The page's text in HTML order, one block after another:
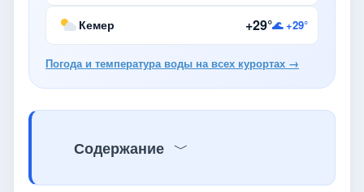
Кемер +29°🌊 +29°
Погода и температура воды на всех курортах →
Содержание